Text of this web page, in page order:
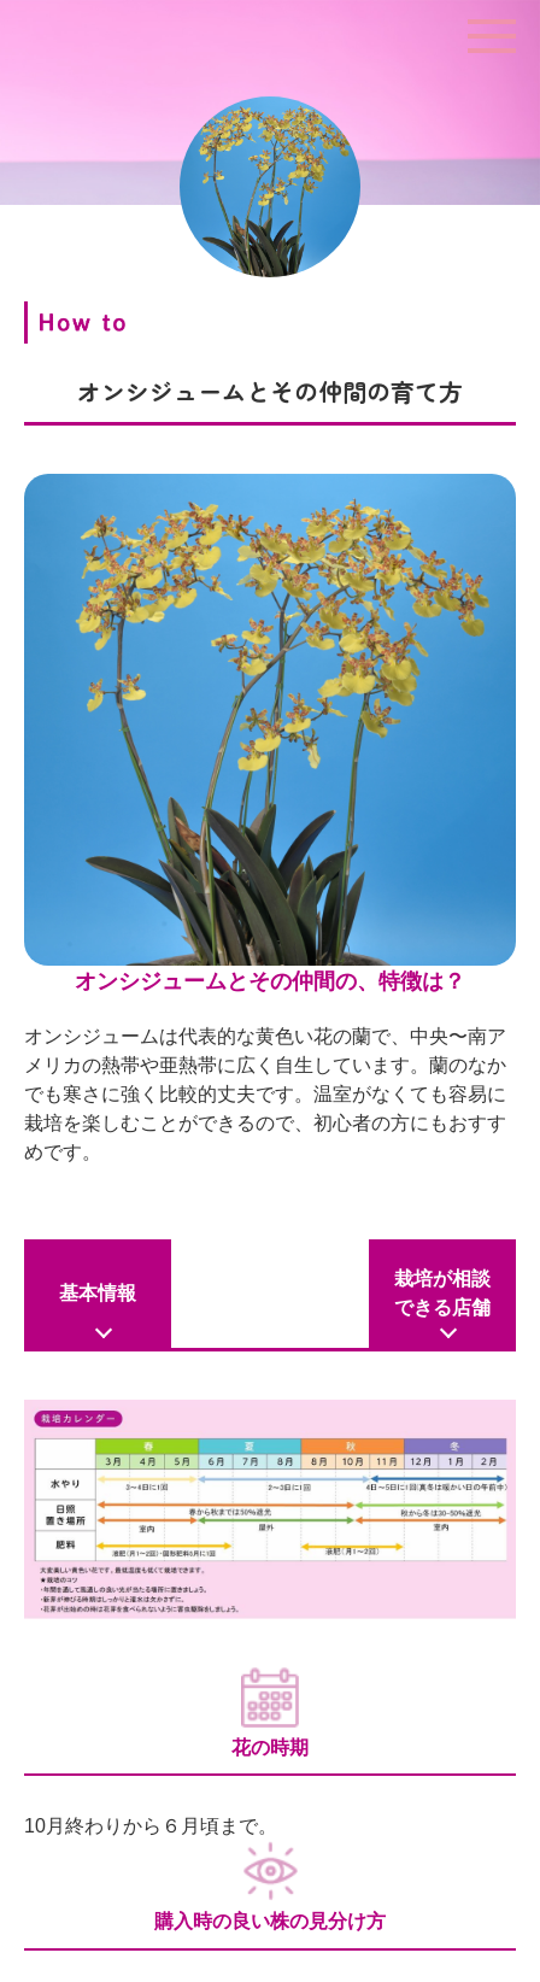
オンシジュームとその仲間の育て方
オンシジュームとその仲間の、特徴は？
オンシジュームは代表的な黄色い花の蘭で、中央〜南ア
メリカの熱帯や亜熱帯に広く自生しています。蘭のなか
でも寒さに強く比較的丈夫です。温室がなくても容易に
栽培を楽しむことができるので、初心者の方にもおすす
めです。
基本情報
栽培が相談
できる店舗
花の時期
10月終わりから６月頃まで。
購入時の良い株の見分け方